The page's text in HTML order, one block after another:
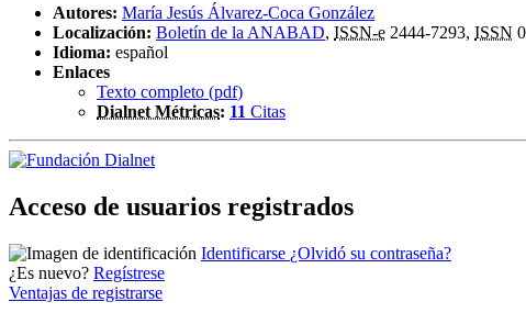
Autores: María Jesús Álvarez-Coca González
Localización: Boletín de la ANABAD, ISSN-e 2444-7293, ISSN
Idioma: español
Enlaces
Texto completo (pdf)
Dialnet Métricas: 11 Citas
Acceso de usuarios registrados
Identificarse ¿Olvidó su contraseña?
¿Es nuevo? Regístrese
Ventajas de registrarse